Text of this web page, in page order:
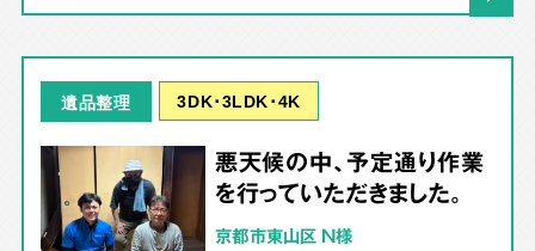
遺品整理 3DK･3LDK･4K
悪天候の中、予定通り作業
を行っていただきました。
京都市東山区 N様